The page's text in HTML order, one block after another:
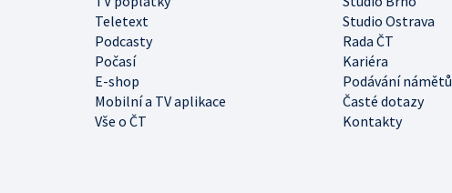
Teletext
Studio Ostrava
Podcasty
Rada ČT
Počasí
Kariéra
E-shop
Podávání námětů
Mobilní a TV aplikace
Časté dotazy
Vše o ČT
Kontakty